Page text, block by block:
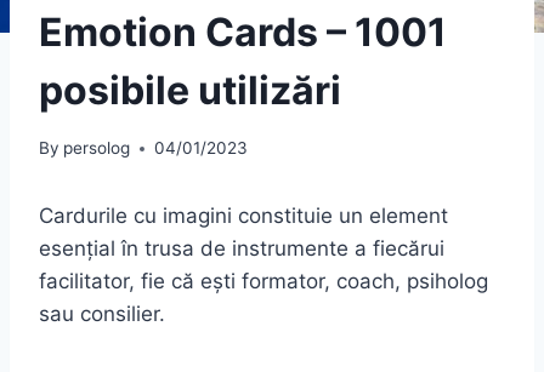
Emotion Cards – 1001
posibile utilizări
By persolog 04/01/2023
Cardurile cu imagini constituie un element
esențial în trusa de instrumente a fiecărui
facilitator, fie că ești formator, coach, psiholog
sau consilier.